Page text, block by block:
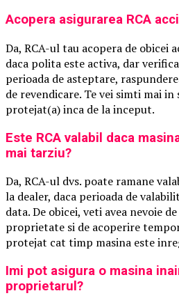
Acopera asigurarea RCA
Da, RCA-ul tau acopera de obicei
daca polita este activa, dar
perioada de asteptare,
de revendicare. Te vei simti mai
protejat(a) inca de la inceput.
Este RCA valabil daca
mai tarziu?
Da, RCA-ul dvs. poate ramane
la dealer, daca perioada de
data. De obicei, veti avea nevoie
proprietate si de acoperire
protejat cat timp masina este
Imi pot asigura o masina
proprietarul?